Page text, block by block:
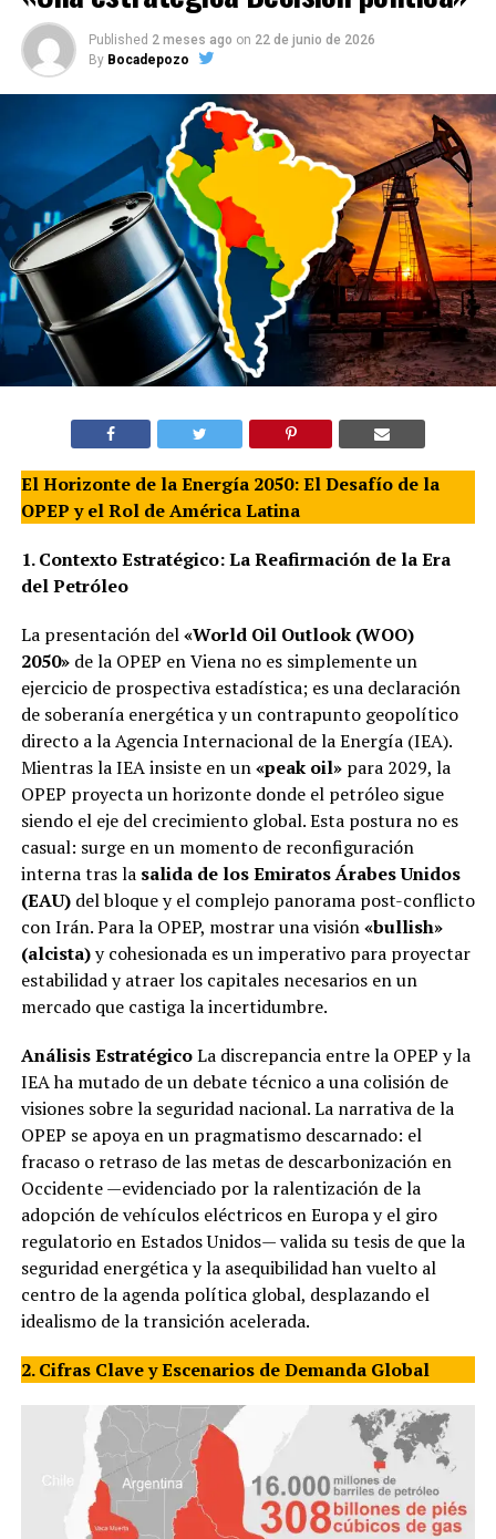
Published 2 meses ago on 22 de junio de 2026
By Bocadepozo
El Horizonte de la Energía 2050: El Desafío de la
OPEP y el Rol de América Latina
1. Contexto Estratégico: La Reafirmación de la Era
del Petróleo
La presentación del«World Oil Outlook (WOO)
2050»de la OPEP en Viena no es simplemente un
ejercicio de prospectiva estadística; es una declaración
de soberanía energética y un contrapunto geopolítico
directo a la Agencia Internacional de la Energía (IEA).
Mientras la IEA insiste en un«peak oil» para 2029, la
OPEP proyecta un horizonte donde el petróleo sigue
siendo el eje del crecimiento global. Esta postura no es
casual: surge en un momento de reconfiguración
interna tras la salida de los Emiratos Árabes Unidos
(EAU)del bloque y el complejo panorama post-conflicto
con Irán. Para la OPEP, mostrar una visión«bullish»
(alcista)y cohesionada es un imperativo para proyectar
estabilidad y atraer los capitales necesarios en un
mercado que castiga la incertidumbre.
Análisis EstratégicoLa discrepancia entre la OPEP y la
IEA ha mutado de un debate técnico a una colisión de
visiones sobre la seguridad nacional. La narrativa de la
OPEP se apoya en un pragmatismo descarnado: el
fracaso o retraso de las metas de descarbonización en
Occidente —evidenciado por la ralentización de la
adopción de vehículos eléctricos en Europa y el giro
regulatorio en Estados Unidos— valida su tesis de que la
seguridad energética y la asequibilidad han vuelto al
centro de la agenda política global, desplazando el
idealismo de la transición acelerada.
2. Cifras Clave y Escenarios de Demanda Global